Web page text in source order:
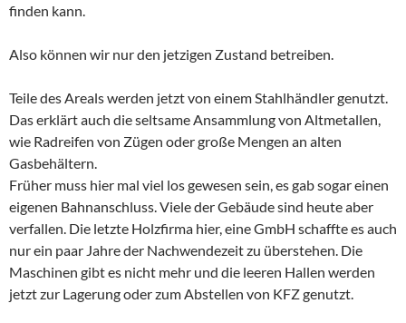
finden kann.
Also können wir nur den jetzigen Zustand betreiben.
Teile des Areals werden jetzt von einem Stahlhändler genutzt.
Das erklärt auch die seltsame Ansammlung von Altmetallen,
wie Radreifen von Zügen oder große Mengen an alten
Gasbehältern.
Früher muss hier mal viel los gewesen sein, es gab sogar einen
eigenen Bahnanschluss. Viele der Gebäude sind heute aber
verfallen. Die letzte Holzfirma hier, eine GmbH schaffte es auch
nur ein paar Jahre der Nachwendezeit zu überstehen. Die
Maschinen gibt es nicht mehr und die leeren Hallen werden
jetzt zur Lagerung oder zum Abstellen von KFZ genutzt.